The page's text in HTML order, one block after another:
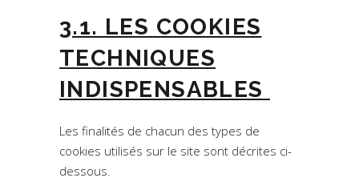
3.1. LES COOKIES
TECHNIQUES
INDISPENSABLES
Les finalités de chacun des types de
cookies utilisés sur le site sont décrites ci-
dessous.